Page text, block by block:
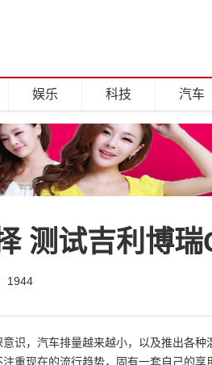
娱乐 科技 汽车
测试吉利博瑞
1944
识，汽车排量越来越小，以及推出各
重现在的流行趋势，固有一套自己的